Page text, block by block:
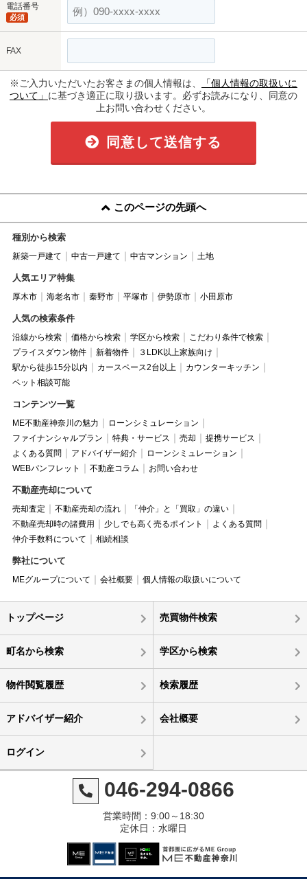
電話番号
必須
FAX
※ご入力いただいたお客さまの個人情報は、
「個人情報の取扱いに
ついて」 に基づき適正に取り扱います。必ずお読みになり、同意の
上お問い合わせください。
同意して送信する
このページの先頭へ
種別から検索
新築一戸建て 中古一戸建て 中古マンション 土地
人気エリア特集
厚木市 海老名市 秦野市 平塚市 伊勢原市 小田原市
人気の検索条件
沿線から検索 価格から検索 学区から検索
こだわり条件で検索
プライスダウン物件
新着物件
３LDK以上家族向け
駅から徒歩15分以内
カースペース2台以上
カウンターキッチン
ペット相談可能
コンテンツ一覧
ME不動産神奈川の魅力
ローンシミュレーション
ファイナンシャルプラン
特典・サービス 売却
提携サービス
よくある質問
アドバイザー紹介
ローンシミュレーション
WEBパンフレット
不動産コラム お問い合わせ
不動産売却について
売却査定 不動産売却の流れ
「仲介」と「買取」の違い
不動産売却時の諸費用
少しでも高く売るポイント
よくある質問
仲介手数料について
相続相談
弊社について
MEグループについて 会社概要 個人情報の取扱いについて
トップページ 売買物件検索
町名から検索 学区から検索
物件閲覧履歴 検索履歴
アドバイザー紹介 会社概要
ログイン
046-294-0866
営業時間：9:00～18:30
定休日：水曜日